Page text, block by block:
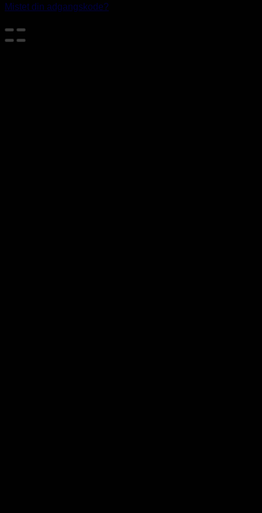
Mistet din adgangskode?